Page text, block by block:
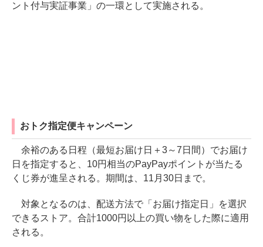
ント付与実証事業」の一環として実施される。
おトク指定便キャンペーン
余裕のある日程（最短お届け日＋3～7日間）でお届け
日を指定すると、10円相当のPayPayポイントが当たる
くじ券が進呈される。期間は、11月30日まで。
対象となるのは、配送方法で「お届け指定日」を選択
できるストア。合計1000円以上の買い物をした際に適用
される。